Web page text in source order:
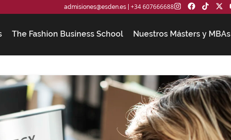
admisiones@esden.es| +34 607666688
The Fashion Business School Nuestros Másters y MBAs